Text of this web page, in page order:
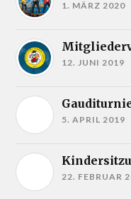
1. MÄRZ 2020
12. JUNI 2019
5. APRIL 2019
22. FEBRUAR